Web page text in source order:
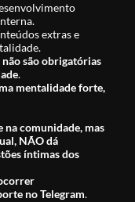
extras e
não são obrigatórias
.
mentalidade forte,
na comunidade, mas
NÃO dá
íntimas dos
no Telegram.